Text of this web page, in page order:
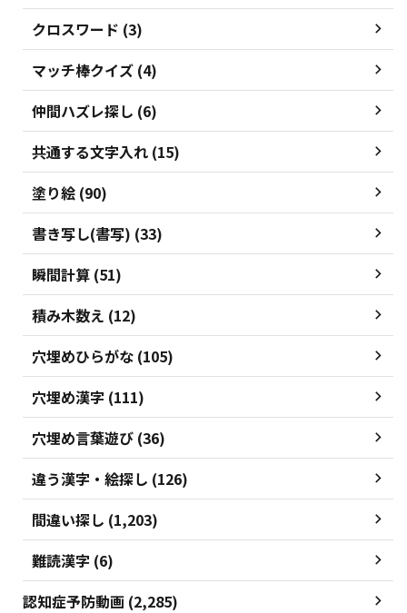
クロスワード (3)
マッチ棒クイズ (4)
仲間ハズレ探し (6)
共通する文字入れ (15)
塗り絵 (90)
書き写し(書写) (33)
瞬間計算 (51)
積み木数え (12)
穴埋めひらがな (105)
穴埋め漢字 (111)
穴埋め言葉遊び (36)
違う漢字・絵探し (126)
間違い探し (1,203)
難読漢字 (6)
認知症予防動画 (2,285)